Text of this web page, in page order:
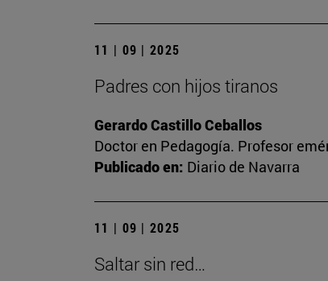
11 | 09 | 2025
Padres con hijos tiranos
Gerardo Castillo Ceballos
Doctor en Pedagogía. Profesor
Publicado en: Diario de Navarra
11 | 09 | 2025
Saltar sin red…